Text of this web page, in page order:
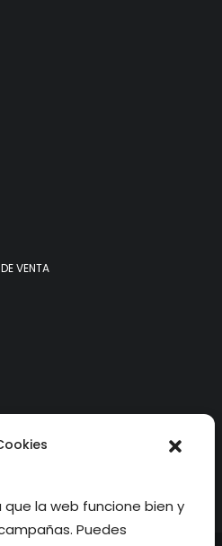
la web funcione bien y
Puedes
VENTA